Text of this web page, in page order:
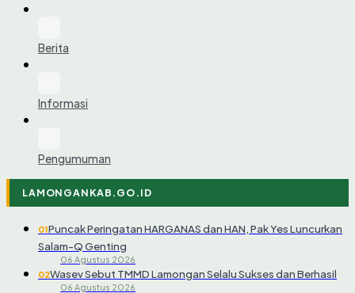
Berita
Informasi
Pengumuman
LAMONGANKAB.GO.ID
01Puncak Peringatan HARGANAS dan HAN, Pak Yes Luncurkan
Salam-Q Genting
06 Agustus 2026
02Wasev Sebut TMMD Lamongan Selalu Sukses dan Berhasil
06 Agustus 2026